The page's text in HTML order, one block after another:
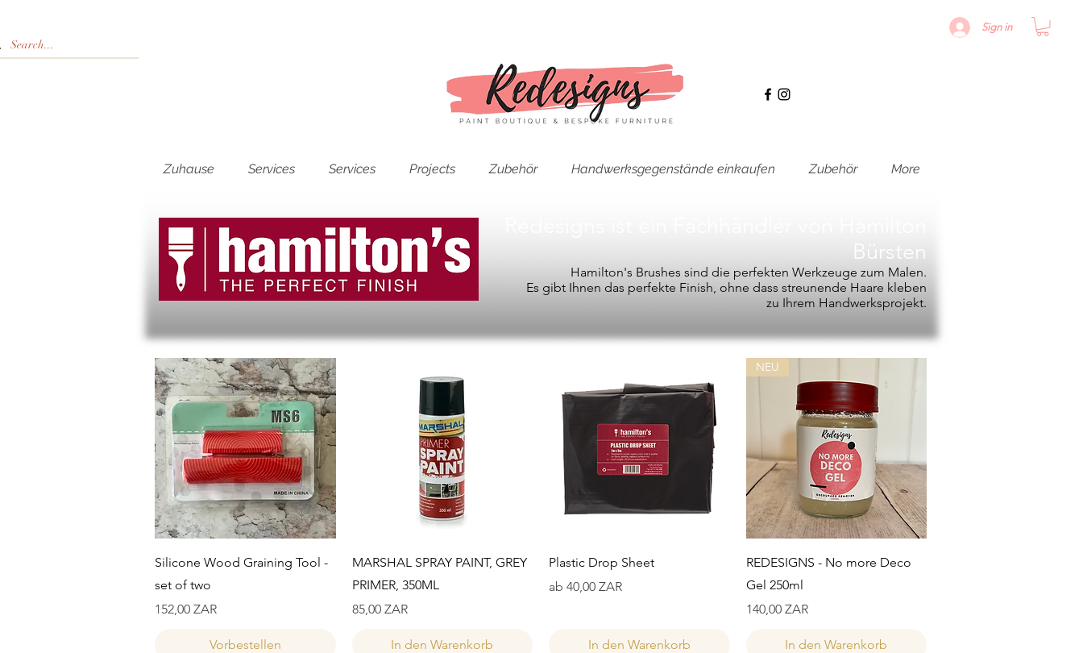
Sign in
Zuhause Services Services Projects Zubehör Handwerksgegenstände einkaufen Zubehör More
Bürsten
Hamilton's Brushes sind die perfekten Werkzeuge zum Malen.
Es gibt Ihnen das perfekte Finish, ohne dass streunende Haare kleben
zu Ihrem Handwerksprojekt.
Schnellansicht
Silicone Wood Graining Tool -
set of two
Preis
152,00 ZAR
Vorbestellen
Schnellansicht
MARSHAL SPRAY PAINT, GREY
PRIMER, 350ML
Preis
85,00 ZAR
In den Warenkorb
Schnellansicht
Plastic Drop Sheet
ab 40,00 ZAR
Sale-Preis
In den Warenkorb
Schnellansicht
NEU
REDESIGNS - No more Deco
Gel 250ml
Preis
140,00 ZAR
In den Warenkorb